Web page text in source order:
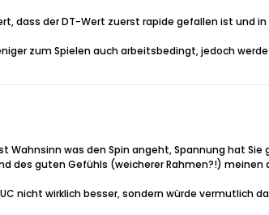
dass der DT-Wert zuerst rapide gefallen ist und
zum Spielen auch arbeitsbedingt, jedoch
Wahnsinn was den Spin angeht, Spannung hat
des guten Gefühls (weicherer Rahmen?!) meinen
nicht wirklich besser, sondern würde vermutlich